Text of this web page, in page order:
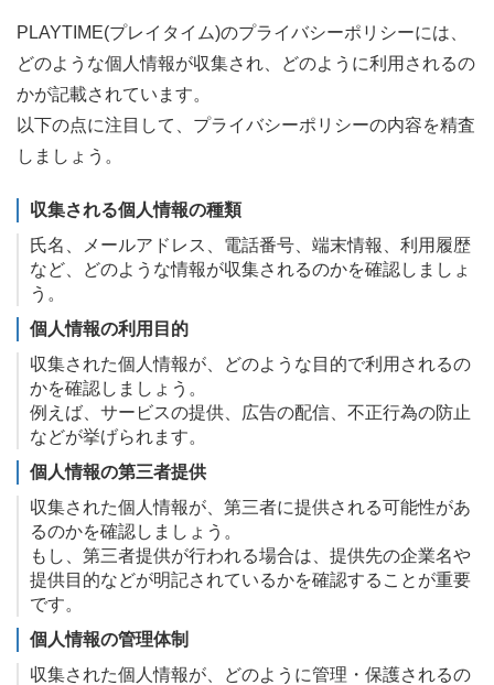
PLAYTIME(プレイタイム)のプライバシーポリシーには、
どのような個人情報が収集され、どのように利用されるの
かが記載されています。
以下の点に注目して、プライバシーポリシーの内容を精査
しましょう。
収集される個人情報の種類
氏名、メールアドレス、電話番号、端末情報、利用履歴
など、どのような情報が収集されるのかを確認しましょ
う。
個人情報の利用目的
収集された個人情報が、どのような目的で利用されるの
かを確認しましょう。
例えば、サービスの提供、広告の配信、不正行為の防止
などが挙げられます。
個人情報の第三者提供
収集された個人情報が、第三者に提供される可能性があ
るのかを確認しましょう。
もし、第三者提供が行われる場合は、提供先の企業名や
提供目的などが明記されているかを確認することが重要
です。
個人情報の管理体制
収集された個人情報が、どのように管理・保護されるの